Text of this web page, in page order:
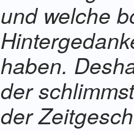
und welche
haben.
der
der